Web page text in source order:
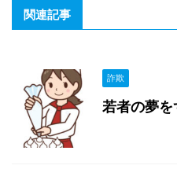
関連記事
詐欺
若者の夢